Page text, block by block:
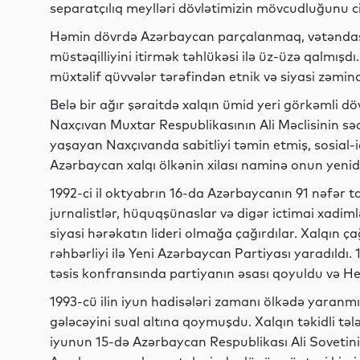
separatçılıq meylləri dövlətimizin mövcudluğunu
Həmin dövrdə Azərbaycan parçalanmaq,
müstəqilliyini itirmək təhlükəsi ilə üz-üzə
müxtəlif qüvvələr tərəfindən etnik və siyasi
Belə bir ağır şəraitdə xalqın ümid yeri görkəmli
Naxçıvan Muxtar Respublikasının Ali Məclisinin
yaşayan Naxçıvanda sabitliyi təmin etmiş, sosial-
Azərbaycan xalqı ölkənin xilası naminə onun
1992-ci il oktyabrın 16-da Azərbaycanın 91 nəfər
jurnalistlər, hüquqşünaslar və digər ictimai
siyasi hərəkatın lideri olmağa çağırdılar. Xalqın
rəhbərliyi ilə Yeni Azərbaycan Partiyası
təsis konfransında partiyanın əsası qoyuldu və
1993-cü ilin iyun hadisələri zamanı ölkədə
gələcəyini sual altına qoymuşdu. Xalqın təkidli
iyunun 15-də Azərbaycan Respublikası Ali